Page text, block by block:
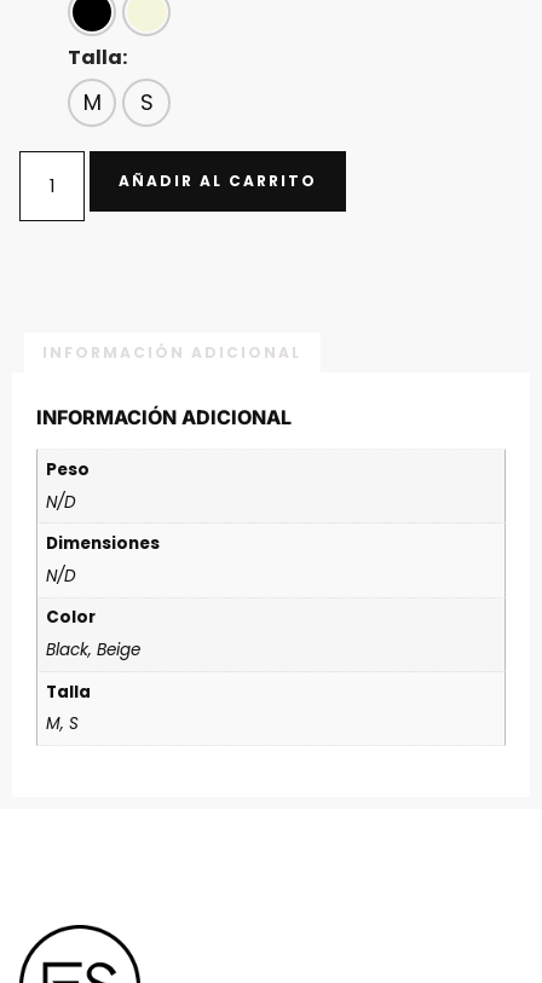
Talla:
M S
AÑADIR AL CARRITO
INFORMACIÓN ADICIONAL
INFORMACIÓN ADICIONAL
Peso
N/D
Dimensiones
N/D
Color
Black, Beige
Talla
M, S